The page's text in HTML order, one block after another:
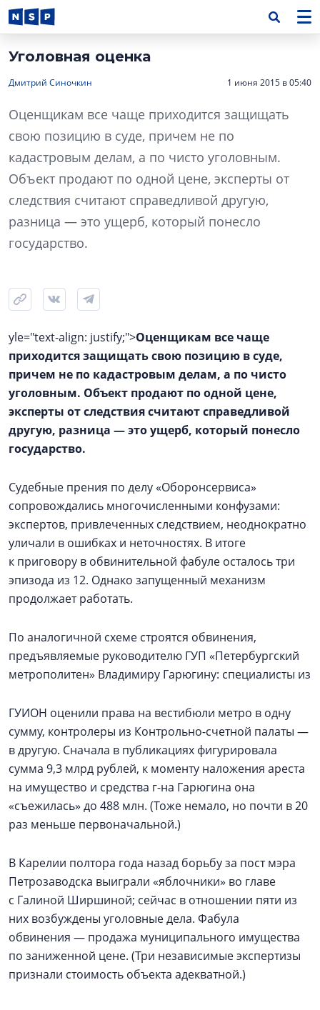
Уголовная оценка
Дмитрий Синочкин 1 июня 2015 в 05:40
Оценщикам все чаще приходится защищать
свою позицию в суде, причем не по
кадастровым делам, а по чисто уголовным.
Объект продают по одной цене, эксперты от
следствия считают справедливой другую,
разница — это ущерб, который понесло
государство.
yle="text-align: justify;">Оценщикам все чаще
приходится защищать свою позицию в суде,
причем не по кадастровым делам, а по чисто
уголовным. Объект продают по одной цене,
эксперты от следствия считают справедливой
другую, разница — это ущерб, который понесло
государство.
Судебные прения по делу «Оборонсервиса»
сопровождались многочисленными конфузами:
экспертов, привлеченных следствием, неоднократно
уличали в ошибках и неточностях. В итоге
к приговору в обвинительной фабуле осталось три
эпизода из 12. Однако запущенный механизм
продолжает работать.
По аналогичной схеме строятся обвинения,
предъявляемые руководителю ГУП «Петербургский
метрополитен» Владимиру Гарюгину: специалисты из
ГУИОН оценили права на вестибюли метро в одну
сумму, контролеры из Контрольно-счетной палаты —
в другую. Сначала в публикациях фигурировала
сумма 9,3 млрд рублей, к моменту наложения ареста
на имущество и средства г-на Гарюгина она
«съежилась» до 488 млн. (Тоже немало, но почти в 20
раз меньше первоначальной.)
В Карелии полтора года назад борьбу за пост мэра
Петрозаводска выиграли «яблочники» во главе
с Галиной Ширшиной; сейчас в отношении пяти из
них возбуждены уголовные дела. Фабула
обвинения — продажа муниципального имущества
по заниженной цене. (Три независимые экспертизы
признали стоимость объекта адекватной.)